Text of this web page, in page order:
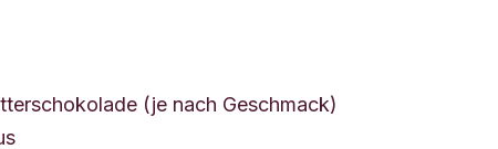
(je nach Geschmack)